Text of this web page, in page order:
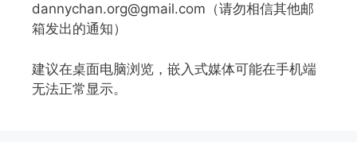
dannychan.org@gmail.com（请勿相信其他邮
箱发出的通知）
建议在桌面电脑浏览，嵌入式媒体可能在手机端
无法正常显示。